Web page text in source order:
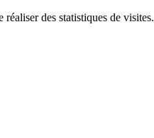
des statistiques de visites.